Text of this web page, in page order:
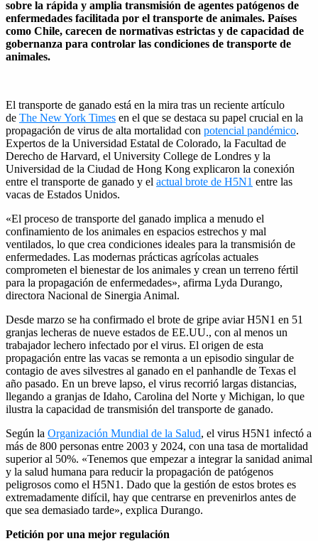
sobre la rápida y amplia transmisión de agentes patógenos de
enfermedades facilitada por el transporte de animales. Países
como Chile, carecen de normativas estrictas y de capacidad de
gobernanza para controlar las condiciones de transporte de
animales.
El transporte de ganado está en la mira tras un reciente artículo
de The New York Times en el que se destaca su papel crucial en la
propagación de virus de alta mortalidad con potencial pandémico.
Expertos de la Universidad Estatal de Colorado, la Facultad de
Derecho de Harvard, el University College de Londres y la
Universidad de la Ciudad de Hong Kong explicaron la conexión
entre el transporte de ganado y el actual brote de H5N1 entre las
vacas de Estados Unidos.
«El proceso de transporte del ganado implica a menudo el
confinamiento de los animales en espacios estrechos y mal
ventilados, lo que crea condiciones ideales para la transmisión de
enfermedades. Las modernas prácticas agrícolas actuales
comprometen el bienestar de los animales y crean un terreno fértil
para la propagación de enfermedades», afirma Lyda Durango,
directora Nacional de Sinergia Animal.
Desde marzo se ha confirmado el brote de gripe aviar H5N1 en 51
granjas lecheras de nueve estados de EE.UU., con al menos un
trabajador lechero infectado por el virus. El origen de esta
propagación entre las vacas se remonta a un episodio singular de
contagio de aves silvestres al ganado en el panhandle de Texas el
año pasado. En un breve lapso, el virus recorrió largas distancias,
llegando a granjas de Idaho, Carolina del Norte y Michigan, lo que
ilustra la capacidad de transmisión del transporte de ganado.
Según la Organización Mundial de la Salud, el virus H5N1 infectó a
más de 800 personas entre 2003 y 2024, con una tasa de mortalidad
superior al 50%. «Tenemos que empezar a integrar la sanidad animal
y la salud humana para reducir la propagación de patógenos
peligrosos como el H5N1. Dado que la gestión de estos brotes es
extremadamente difícil, hay que centrarse en prevenirlos antes de
que sea demasiado tarde», explica Durango.
Petición por una mejor regulación